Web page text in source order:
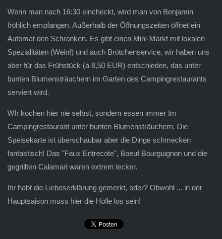
Wenn man nach 16:30 eincheckt, wird man von Benjamin
fröhlich empfangen. Außerhalb der Öffnungszeiten öffnet ein
Automat den Schranken. Es gibt einen Mini-Markt mit lokalen
Spezialitäten (Wein!) und auch Brötchenservice, wir haben uns
aber für das Frühstück (á 8,50 EUR) entschieden, das unter
bunten Blumensträuchern im Garten des Campingrestaurants
serviert wird.
WIr kochen hier nie selbst, sondern essen immer Im
Campingrestaurant unter bunten Blumensträuchern. Die
Speisekarte ist überschaubar aber die Dinge schmecken
fantastisch! Das "Faux Entrecote", Boeuf Bourguignon und die
gegrillten Calamari waren extrem lecker.
Ihr habt die Liebeserklärung gemerkt, oder? Obwohl ... in der
Hauptsaison muss hier die Hölle los sein!